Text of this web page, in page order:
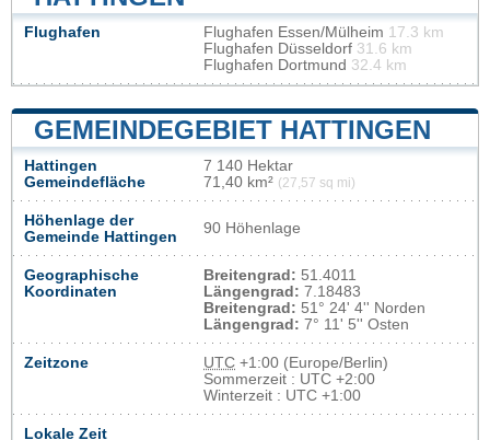
Flughafen Flughafen Essen/Mülheim 17.3 km
Flughafen Düsseldorf 31.6 km
Flughafen Dortmund 32.4 km
GEMEINDEGEBIET HATTINGEN
Hattingen
Gemeindefläche
7 140 Hektar
71,40 km² (27,57 sq mi)
Höhenlage der
Gemeinde Hattingen
90 Höhenlage
Geographische
Koordinaten
Breitengrad: 51.4011
Längengrad: 7.18483
Breitengrad: 51° 24' 4'' Norden
Längengrad: 7° 11' 5'' Osten
Zeitzone UTC +1:00 (Europe/Berlin)
Sommerzeit : UTC +2:00
Winterzeit : UTC +1:00
Lokale Zeit